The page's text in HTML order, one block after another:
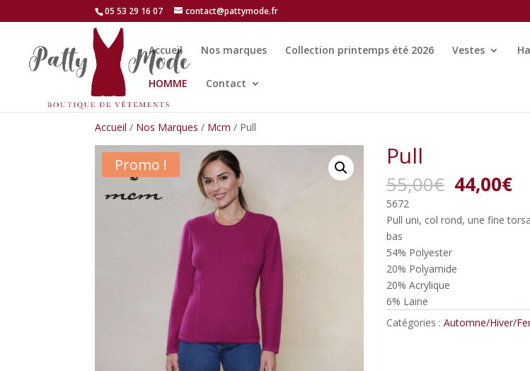
05 53 29 16 07 contact@pattymode.fr
Accueil Nos marques Collection printemps été 2026 Vestes
HOMME Contact
Accueil / Nos Marques / Mcm / Pull
Promo ! Pull
55,00€ Le
prix
initial
était :
44,00€Le
5672
Pull uni, col rond, une fine
bas
54% Polyester
20% Polyamide
20% Acrylique
6% Laine
Catégories :Automne/Hiver/